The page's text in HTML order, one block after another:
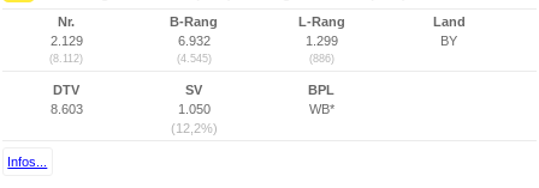
Nr.
2.129
(8.112)
B-Rang
6.932
(4.545)
L-Rang
1.299
(886)
Land
BY
DTV
8.603
SV
1.050
(12,2%)
BPL
WB*
Infos...